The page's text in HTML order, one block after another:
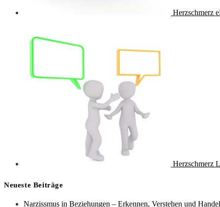
Herzschmerz
Herzschmerz
Neueste Beiträge
Narzissmus in Beziehungen – Erkennen, Verstehen und